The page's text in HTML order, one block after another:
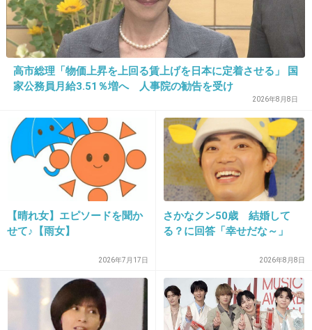
アイライナーはラブなんちゃらって益若のやつがお気に入り！
安いし滲まない落ちない書きやすい！
益若は嫌いだけど商品はすき
+20 -39
15. 匿名2013/05/05(日) 22:43:34
おしろいを塗るのがオススメ。
シャドウの余計なキラキラ感も無くなってナチュラルにな
るし、持ちも良くなるしね(ただし濃く付けると必要なキラ
キラも無くなるので薄ーく付ける事)。 ポイントは艶感が
無いタイプ(ミラコレみたいなヤツ)を選ぶといいよ。
+3 -11
高市総理「物価上昇を上回る賃上げを日本に定着させる」 国
家公務員月給3.51％増へ 人事院の勧告を受け
2026年8月8日
【晴れ女】エピソードを聞か
せて♪【雨女】
2026年7月17日
さかなクン50歳 結婚して
る？に回答「幸せだな～」
2026年8月8日